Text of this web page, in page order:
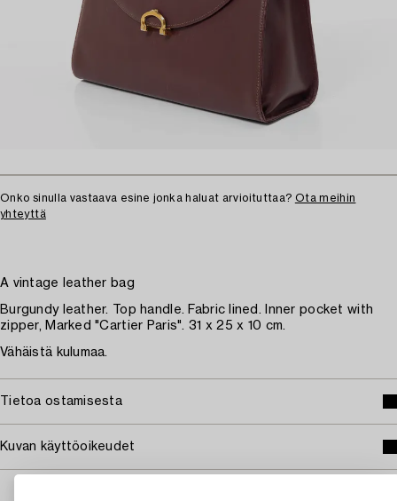
Onko sinulla vastaava esine jonka haluat arvioituttaa? Ota meihin
yhteyttä
A vintage leather bag
Burgundy leather. Top handle. Fabric lined. Inner pocket with
zipper, Marked "Cartier Paris". 31 x 25 x 10 cm.
Vähäistä kulumaa.
Tietoa ostamisesta
Kuvan käyttöoikeudet